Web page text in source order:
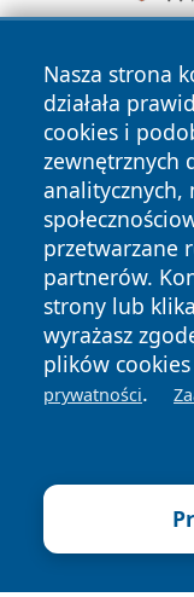
Nasza strona
działała
cookies i
zewnętrznych
analitycznych,
przetwarzane
partnerów.
strony lub
wyrażasz
plików
prywatności.
Copyright © 2026
zastrzeżone.
News Autorzy